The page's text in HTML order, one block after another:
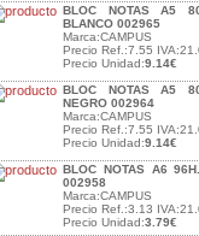
BLOC NOTAS A5
BLANCO 002965
Marca:CAMPUS
Precio Ref.:7.55
Precio Unidad:9.14€
BLOC NOTAS A5
NEGRO 002964
Marca:CAMPUS
Precio Ref.:7.55
Precio Unidad:9.14€
BLOC NOTAS A6
002958
Marca:CAMPUS
Precio Ref.:3.13
Precio Unidad:3.79€